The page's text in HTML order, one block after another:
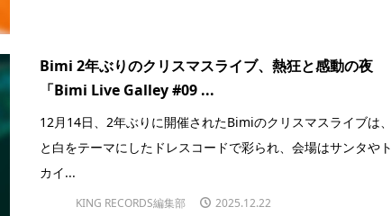
Bimi 2年ぶりのクリスマスライブ、熱狂と感動の夜
「Bimi Live Galley #09 ...
12月14日、2年ぶりに開催されたBimiのクリスマスライブは
と白をテーマにしたドレスコードで彩られ、会場はサンタや
カイ...
KING RECORDS編集部 2025.12.22